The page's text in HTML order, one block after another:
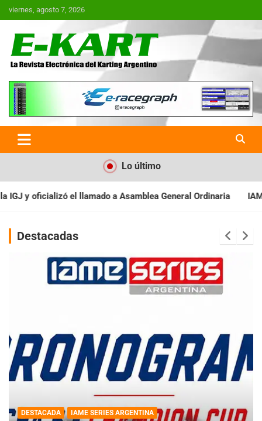
Saltar
al
viernes, agosto 7, 2026
E-Kart.com.ar | La Revista
Electrónica del Karting en
Argentina
Lo último
General Ordinaria IAME SERIES ARGENTINA:
Destacadas
DESTACADA IAME SERIES ARGENTINA